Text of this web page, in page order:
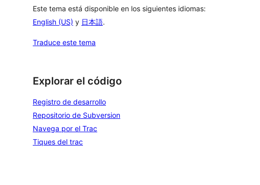
Este tema está disponible en los siguientes idiomas:
English (US) y 日本語.
Traduce este tema
Explorar el código
Registro de desarrollo
Repositorio de Subversion
Navega por el Trac
Tiques del trac